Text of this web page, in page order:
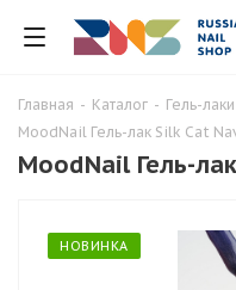
Главная - Каталог - Гель-лаки
MoodNail Гель-лак Silk Cat
MoodNail Гель-
НОВИНКА